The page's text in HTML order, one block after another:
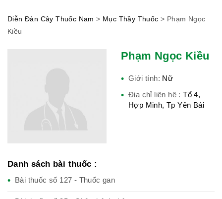
Diễn Đàn Cây Thuốc Nam > Mục Thầy Thuốc > Phạm Ngọc
Kiều
Phạm Ngọc Kiều
Giới tính: Nữ
Địa chỉ liên hệ :Tổ 4,
Hợp Minh, Tp Yên Bái
Danh sách bài thuốc :
Bài thuốc số 127 - Thuốc gan
Hiệp hội bệnh viện tư nhân Việt
Cục quản lý y dược cổ truyền -
Nam